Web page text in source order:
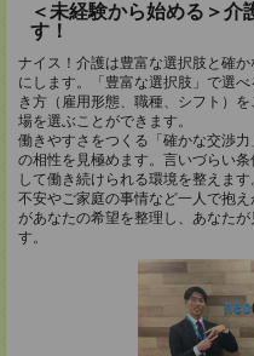
＜未経験から始める＞介
す！
ナイス！介護は豊富な選択肢と確
にします。「豊富な選択肢」で選
き方（雇用形態、職種、シフト）
場を選ぶことができます。
働きやすさをつくる「確かな交渉
の相性を見極めます。言いづらい
して働き続けられる環境を整えま
不安やご家庭の事情など一人で抱
があなたの希望を整理し、あなた
す。